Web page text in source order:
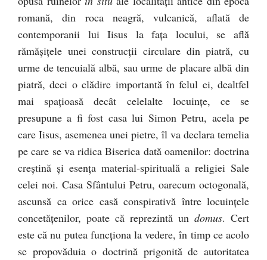
romană, din roca neagră, vulcanică, aflată de
contemporanii lui Iisus la faţa locului, se află
rămăşiţele unei construcţii circulare din piatră, cu
urme de tencuială albă, sau urme de placare albă din
piatră, deci o clădire importantă în felul ei, dealtfel
mai spaţioasă decât celelalte locuinţe, ce se
presupune a fi fost casa lui Simon Petru, acela pe
care Iisus, asemenea unei pietre, îl va declara temelia
pe care se va ridica Biserica dată oamenilor: doctrina
creştină şi esenţa material-spirituală a religiei Sale
celei noi. Casa Sfântului Petru, oarecum octogonală,
ascunsă ca orice casă conspirativă între locuinţele
concetăţenilor, poate că reprezintă un domus. Cert
este că nu putea funcţiona la vedere, în timp ce acolo
se propovăduia o doctrină prigonită de autoritatea